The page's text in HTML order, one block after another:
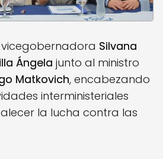
vicegobernadora Silvana
Ángela junto al ministro
Matkovich, encabezando
interministeriales
la lucha contra las